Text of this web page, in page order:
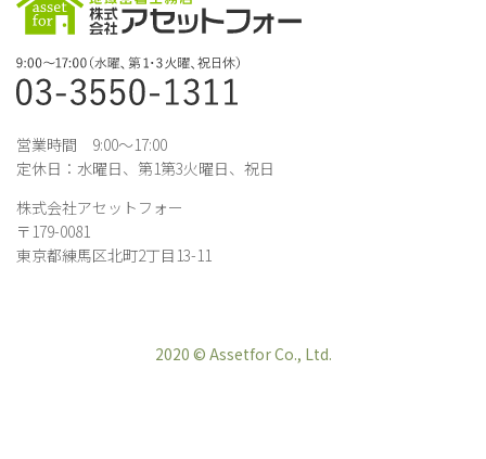
営業時間 9:00～17:00
定休日：水曜日、第1第3火曜日、祝日
株式会社アセットフォー
〒179-0081
東京都練馬区北町2丁目13-11
2020 © Assetfor Co., Ltd.